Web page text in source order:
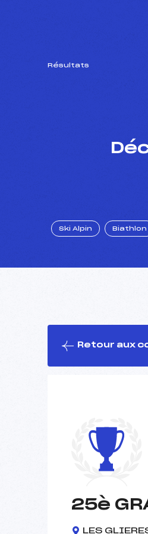
Résultats
Ski Alpin Biathlon
Retour aux
25è
LES